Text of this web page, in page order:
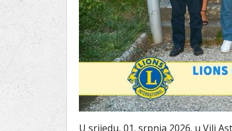
U srijedu, 01. srpnja 2026. u Vili